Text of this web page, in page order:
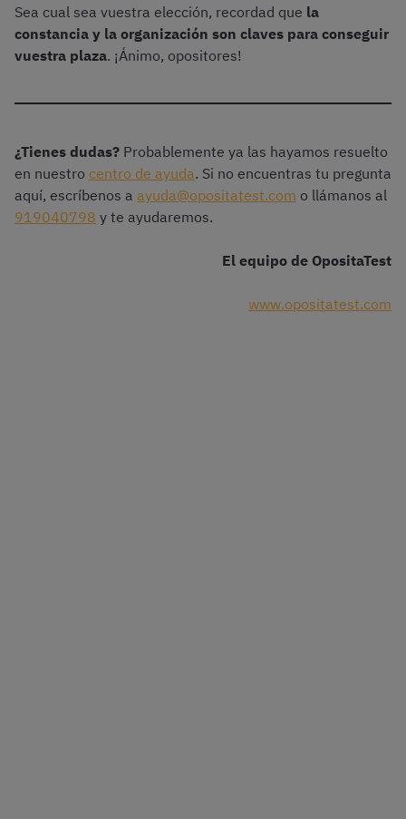
Sea cual sea vuestra elección, recordad que la
constancia y la organización son claves para conseguir
vuestra plaza. ¡Ánimo, opositores!
¿Tienes dudas? Probablemente ya las hayamos resuelto
en nuestro centro de ayuda. Si no encuentras tu pregunta
aquí, escríbenos a ayuda@opositatest.com o llámanos al
919040798 y te ayudaremos.
El equipo de OpositaTest
www.opositatest.com